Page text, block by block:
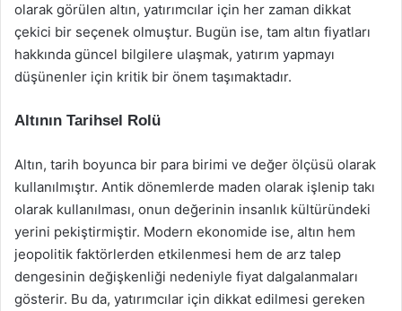
olarak görülen altın, yatırımcılar için her zaman dikkat
çekici bir seçenek olmuştur. Bugün ise, tam altın fiyatları
hakkında güncel bilgilere ulaşmak, yatırım yapmayı
düşünenler için kritik bir önem taşımaktadır.
Altının Tarihsel Rolü
Altın, tarih boyunca bir para birimi ve değer ölçüsü olarak
kullanılmıştır. Antik dönemlerde maden olarak işlenip takı
olarak kullanılması, onun değerinin insanlık kültüründeki
yerini pekiştirmiştir. Modern ekonomide ise, altın hem
jeopolitik faktörlerden etkilenmesi hem de arz talep
dengesinin değişkenliği nedeniyle fiyat dalgalanmaları
gösterir. Bu da, yatırımcılar için dikkat edilmesi gereken